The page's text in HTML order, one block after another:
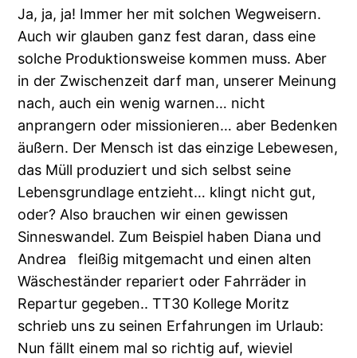
Ja, ja, ja! Immer her mit solchen Wegweisern.
Auch wir glauben ganz fest daran, dass eine
solche Produktionsweise kommen muss. Aber
in der Zwischenzeit darf man, unserer Meinung
nach, auch ein wenig warnen… nicht
anprangern oder missionieren… aber Bedenken
äußern. Der Mensch ist das einzige Lebewesen,
das Müll produziert und sich selbst seine
Lebensgrundlage entzieht… klingt nicht gut,
oder? Also brauchen wir einen gewissen
Sinneswandel. Zum Beispiel haben Diana und
Andrea fleißig mitgemacht und einen alten
Wäscheständer repariert oder Fahrräder in
Repartur gegeben.. TT30 Kollege Moritz
schrieb uns zu seinen Erfahrungen im Urlaub:
Nun fällt einem mal so richtig auf, wieviel